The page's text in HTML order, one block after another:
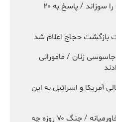
ناو وینسنس ۲۹۱ رؤیا را سوزاند / پاسخ به ۲۰
بازگشت حجاج اعلام شد
زنان / مامورانی
آمریکا و اسرائیل به این
برندگان پنهان جنگ خاورمیانه / جنگ ۷۰ روزه چه